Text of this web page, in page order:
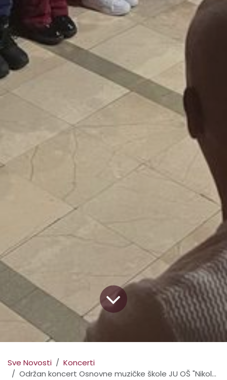
Sve Novosti
Koncerti
Održan koncert Osnovne muzičke škole JU OŠ "Nikola Tesla" Derventa